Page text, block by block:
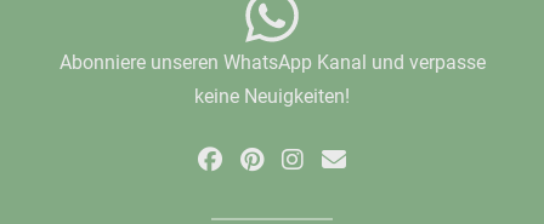
Abonniere unseren WhatsApp Kanal und verpasse
keine Neuigkeiten!